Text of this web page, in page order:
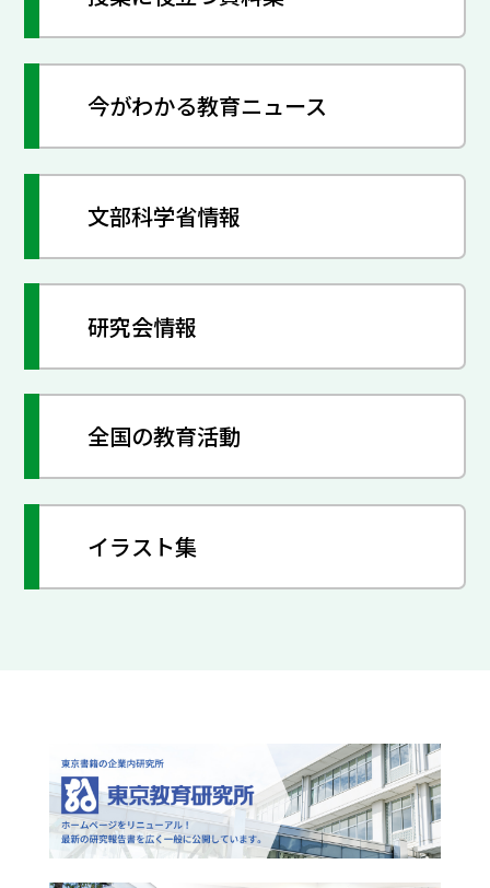
今がわかる教育ニュース
文部科学省情報
研究会情報
全国の教育活動
イラスト集